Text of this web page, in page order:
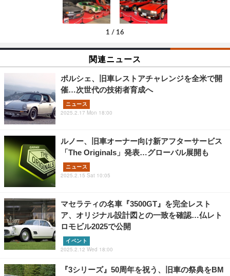
1 / 16
関連ニュース
ポルシェ、旧車レストアチャレンジを全米で開
催…次世代の技術者育成へ
ニュース
2025.2.17 Mon 18:00
ルノー、旧車オーナー向け新アフターサービス
「The Originals」発表…グローバル展開も
ニュース
2025.2.15 Sat 10:05
マセラティの名車『3500GT』を完全レスト
ア、オリジナル設計図との一致を確認…仏レト
ロモビル2025で公開
イベント
2025.2.12 Wed 18:00
『3シリーズ』50周年を祝う、旧車の祭典をBM